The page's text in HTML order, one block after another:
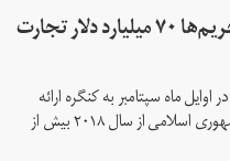
گزارش دولت آمریکا به کنگره: تحریم‌ها ۷۰ میلیارد دلار تجارت
ماه سپتامبر به کنگره ارائه
شد، تحریم‌های دولت دونالد ترامپ علیه جمهوری اسلامی از سال ۲۰۱۸ بیش از